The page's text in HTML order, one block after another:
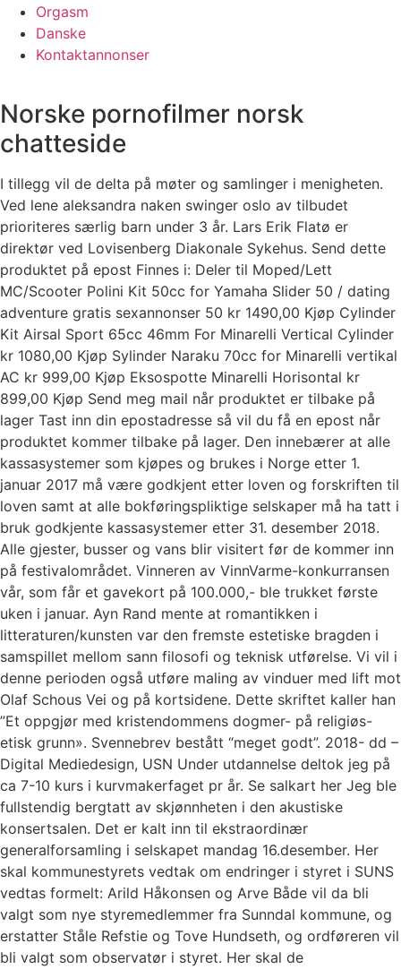
Orgasm
Danske
Kontaktannonser
Norske pornofilmer norsk
chatteside
I tillegg vil de delta på møter og samlinger i menigheten.
Ved lene aleksandra naken swinger oslo av tilbudet
prioriteres særlig barn under 3 år. Lars Erik Flatø er
direktør ved Lovisenberg Diakonale Sykehus. Send dette
produktet på epost Finnes i: Deler til Moped/Lett
MC/Scooter Polini Kit 50cc for Yamaha Slider 50 / dating
adventure gratis sexannonser 50 kr 1490,00 Kjøp Cylinder
Kit Airsal Sport 65cc 46mm For Minarelli Vertical Cylinder
kr 1080,00 Kjøp Sylinder Naraku 70cc for Minarelli vertikal
AC kr 999,00 Kjøp Eksospotte Minarelli Horisontal kr
899,00 Kjøp Send meg mail når produktet er tilbake på
lager Tast inn din epostadresse så vil du få en epost når
produktet kommer tilbake på lager. Den innebærer at alle
kassasystemer som kjøpes og brukes i Norge etter 1.
januar 2017 må være godkjent etter loven og forskriften til
loven samt at alle bokføringspliktige selskaper må ha tatt i
bruk godkjente kassasystemer etter 31. desember 2018.
Alle gjester, busser og vans blir visitert før de kommer inn
på festivalområdet. Vinneren av VinnVarme-konkurransen
vår, som får et gavekort på 100.000,- ble trukket første
uken i januar. Ayn Rand mente at romantikken i
litteraturen/kunsten var den fremste estetiske bragden i
samspillet mellom sann filosofi og teknisk utførelse. Vi vil i
denne perioden også utføre maling av vinduer med lift mot
Olaf Schous Vei og på kortsidene. Dette skriftet kaller han
”Et oppgjør med kristendommens dogmer- på religiøs-
etisk grunn». Svennebrev bestått “meget godt”. 2018- dd –
Digital Mediedesign, USN Under utdannelse deltok jeg på
ca 7-10 kurs i kurvmakerfaget pr år. Se salkart her Jeg ble
fullstendig bergtatt av skjønnheten i den akustiske
konsertsalen. Det er kalt inn til ekstraordinær
generalforsamling i selskapet mandag 16.desember. Her
skal kommunestyrets vedtak om endringer i styret i SUNS
vedtas formelt: Arild Håkonsen og Arve Både vil da bli
valgt som nye styremedlemmer fra Sunndal kommune, og
erstatter Ståle Refstie og Tove Hundseth, og ordføreren vil
bli valgt som observatør i styret. Her skal de